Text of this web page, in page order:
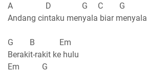
A D G C G
Andang cintaku menyala biar menyala
G B Em
Berakit-rakit ke hulu
Em G